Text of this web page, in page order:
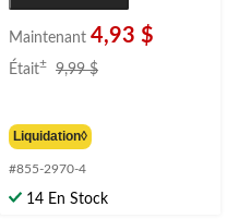
Maintenant 4,93 $
Était± 9,99 $
Liquidation◊
#855-2970-4
14 En Stock